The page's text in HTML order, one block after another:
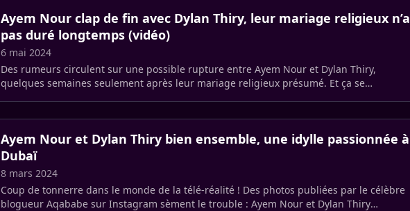
Ayem Nour clap de fin avec Dylan Thiry, leur mariage religieux n’a
pas duré longtemps (vidéo)
6 mai 2024
Des rumeurs circulent sur une possible rupture entre Ayem Nour et Dylan Thiry,
quelques semaines seulement après leur mariage religieux présumé. Et ça se
Ayem Nour et Dylan Thiry bien ensemble, une idylle passionnée à
Dubaï
8 mars 2024
Coup de tonnerre dans le monde de la télé-réalité ! Des photos publiées par le célèbre
blogueur Aqababe sur Instagram sèment le trouble : Ayem Nour et Dylan Thiry